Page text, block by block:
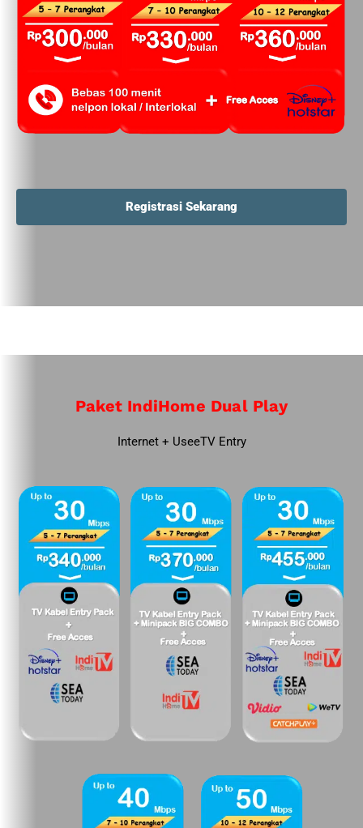
Registrasi Sekarang
Paket IndiHome Dual Play
Internet + UseeTV Entry